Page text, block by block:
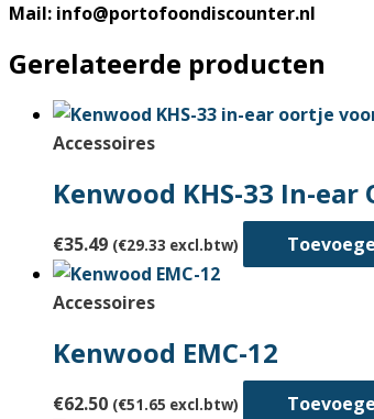
Mail: info@portofoondiscounter.nl
Gerelateerde producten
Accessoires
Kenwood KHS-33 In-
€35.49 (€29.33 excl.btw)
Accessoires
Kenwood EMC-12
€62.50 (€51.65 excl.btw)